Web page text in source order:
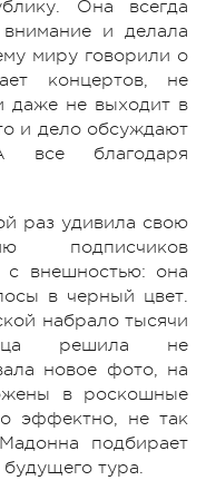
Она всегда
и делала
миру говорили о
концертов, не
даже не выходит в
и дело обсуждают
все благодаря
раз удивила свою
подписчиков
с внешностью: она
в черный цвет.
набрало тысячи
решила не
новое фото, на
в роскошные
эффектно, не так
подбирает
тура.